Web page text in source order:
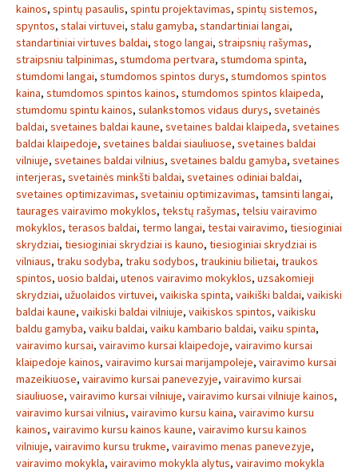
kainos, spintų pasaulis, spintu projektavimas, spintų sistemos,
spyntos, stalai virtuvei, stalu gamyba, standartiniai langai,
standartiniai virtuves baldai, stogo langai, straipsnių rašymas,
straipsniu talpinimas, stumdoma pertvara, stumdoma spinta,
stumdomi langai, stumdomos spintos durys, stumdomos spintos
kaina, stumdomos spintos kainos, stumdomos spintos klaipeda,
stumdomu spintu kainos, sulankstomos vidaus durys, svetainės
baldai, svetaines baldai kaune, svetaines baldai klaipeda, svetaines
baldai klaipedoje, svetaines baldai siauliuose, svetaines baldai
vilniuje, svetaines baldai vilnius, svetaines baldu gamyba, svetaines
interjeras, svetainės minkšti baldai, svetaines odiniai baldai,
svetaines optimizavimas, svetainiu optimizavimas, tamsinti langai,
taurages vairavimo mokyklos, tekstų rašymas, telsiu vairavimo
mokyklos, terasos baldai, termo langai, testai vairavimo, tiesioginiai
skrydziai, tiesioginiai skrydziai is kauno, tiesioginiai skrydziai is
vilniaus, traku sodyba, traku sodybos, traukiniu bilietai, traukos
spintos, uosio baldai, utenos vairavimo mokyklos, uzsakomieji
skrydziai, užuolaidos virtuvei, vaikiska spinta, vaikiški baldai, vaikiski
baldai kaune, vaikiski baldai vilniuje, vaikiskos spintos, vaikisku
baldu gamyba, vaiku baldai, vaiku kambario baldai, vaiku spinta,
vairavimo kursai, vairavimo kursai klaipedoje, vairavimo kursai
klaipedoje kainos, vairavimo kursai marijampoleje, vairavimo kursai
mazeikiuose, vairavimo kursai panevezyje, vairavimo kursai
siauliuose, vairavimo kursai vilniuje, vairavimo kursai vilniuje kainos,
vairavimo kursai vilnius, vairavimo kursu kaina, vairavimo kursu
kainos, vairavimo kursu kainos kaune, vairavimo kursu kainos
vilniuje, vairavimo kursu trukme, vairavimo menas panevezyje,
vairavimo mokykla, vairavimo mokykla alytus, vairavimo mokykla